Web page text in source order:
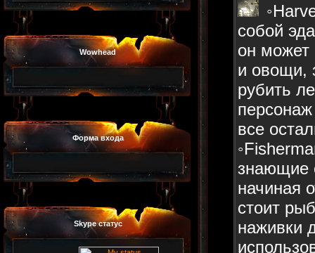
Wowhead
Форма входа
Skype статус
собой
он может
и овощи,
рубить
все
знающие
начиная
стоит
наживки